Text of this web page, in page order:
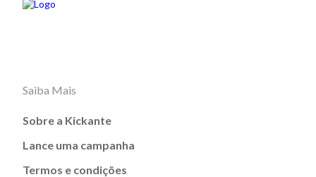
Saiba Mais
Sobre a Kickante
Lance uma campanha
Termos e condições